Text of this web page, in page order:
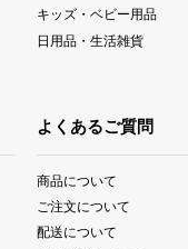
キッズ・ベビー用品
日用品・生活雑貨
よくあるご質問
商品について
ご注文について
配送について